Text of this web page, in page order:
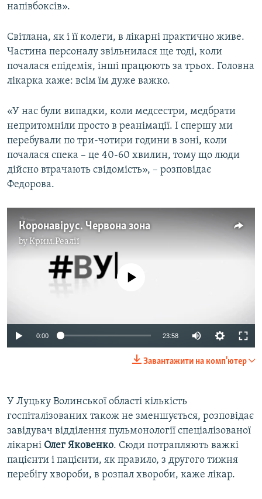
напівбоксів».
Світлана, як і її колеги, в лікарні практично живе.
Частина персоналу звільнилася ще тоді, коли
почалася епідемія, інші працюють за трьох. Головна
лікарка каже: всім їм дуже важко.
«У нас були випадки, коли медсестри, медбрати
непритомніли просто в реанімації. І спершу ми
перебували по три-чотири години в зоні, коли
почалася спека – це 40-60 хвилин, тому що люди
дійсно втрачають свідомість», – розповідає
Федорова.
Коронавірус. Червона зона
byКрим.Реалії
720p 1080p
No media source currently available
0:00 23:58
720p
1080p
Завантажити на комп'ютер
У Луцьку Волинської області кількість
госпіталізованих також не зменшується, розповідає
завідувач відділення пульмонології спеціалізованої
лікарні Олег Яковенко. Сюди потрапляють важкі
пацієнти і пацієнти, як правило, з другого тижня
перебігу хвороби, в розпал хвороби, каже лікар.